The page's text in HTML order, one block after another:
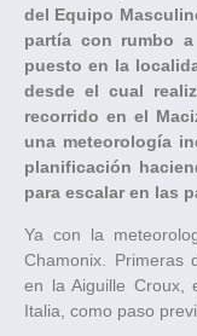
del Equipo
partía con rumbo
puesto en la
desde el cual
recorrido en el
una meteorología
planificación
para escalar en las
Ya con la
Chamonix. Primeras
en la Aiguille Croux,
Italia, como paso